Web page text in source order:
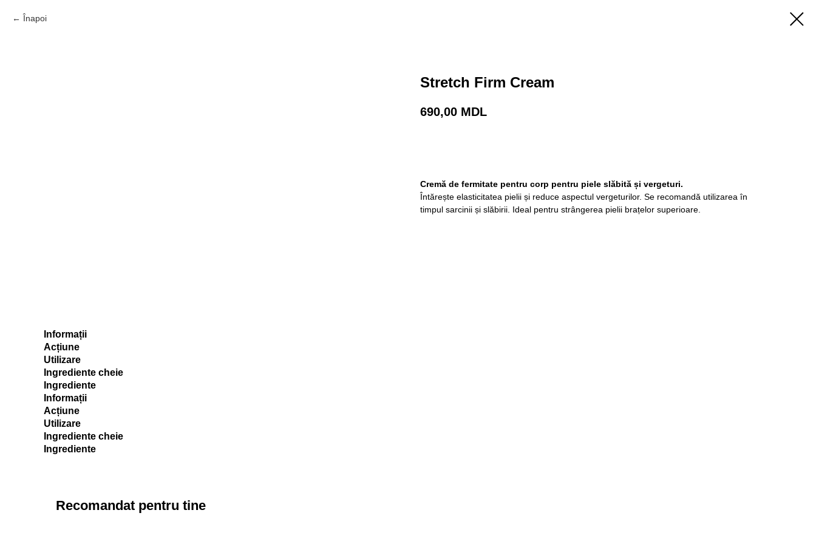
Înapoi
Stretch Firm Cream
690,00 MDL
Cremă de fermitate pentru corp pentru piele slăbită și vergeturi.
Întărește elasticitatea pielii și reduce aspectul vergeturilor. Se recomandă utilizarea în
timpul sarcinii și slăbirii. Ideal pentru strângerea pielii brațelor superioare.
Informații
Acțiune
Utilizare
Ingrediente cheie
Ingrediente
Informații
Acțiune
Utilizare
Ingrediente cheie
Ingrediente
Recomandat pentru tine